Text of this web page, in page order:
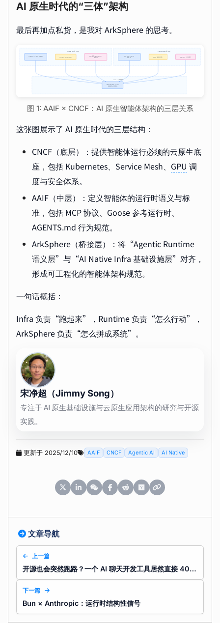
AI 原生时代的“三体”架构
最后再加点私货，是我对 ArkSphere 的思考。
图 1: AAIF × CNCF：AI 原生智能体架构的三层关系
这张图展示了 AI 原生时代的三层结构：
CNCF（底层）：提供智能体运行必须的云原生底
座，包括 Kubernetes、Service Mesh、 GPU 调
度与安全体系。
AAIF（中层）：定义智能体的运行时语义与标
准，包括 MCP 协议、Goose 参考运行时、
AGENTS.md 行为规范。
ArkSphere（桥接层）：将“Agentic Runtime
语义层”与“AI Native Infra 基础设施层”对齐，
形成可工程化的智能体架构规范。
一句话概括：
Infra 负责“跑起来”，Runtime 负责“怎么行动”，
ArkSphere 负责“怎么拼成系统”。
宋净超（Jimmy Song）
专注于 AI 原生基础设施与云原生应用架构的研究与开源
实践。
更新于 2025/12/10 AAIF CNCF Agentic AI AI Native
文章导航
上一篇
开源也会突然跑路？一个 AI 聊天开发工具居然直接 404 了
下一篇
Bun × Anthropic：运行时结构性信号